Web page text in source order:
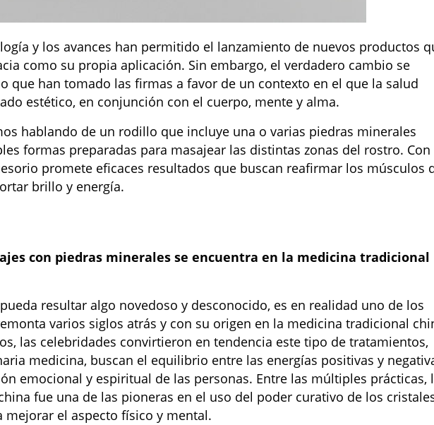
y los avances han permitido el lanzamiento de nuevos productos
como su propia aplicación. Sin embargo, el verdadero cambio se
que han tomado las firmas a favor de un contexto en el que la salud
estético, en conjunción con el cuerpo, mente y alma.
hablando de un rodillo que incluye una o varias piedras minerales
formas preparadas para masajear las distintas zonas del rostro.
promete eficaces resultados que buscan reafirmar los músculos
brillo y energía.
con piedras minerales se encuentra en la medicina tradicional
resultar algo novedoso y desconocido, es en realidad uno de los
varios siglos atrás y con su origen en la medicina tradicional
las celebridades convirtieron en tendencia este tipo de tratamientos,
medicina, buscan el equilibrio entre las energías positivas y
emocional y espiritual de las personas. Entre las múltiples prácticas,
fue una de las pioneras en el uso del poder curativo de los
mejorar el aspecto físico y mental.